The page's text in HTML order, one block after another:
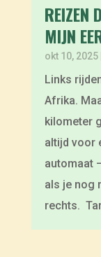
REIZEN
MIJN
okt 10, 2025|
Links
Afrika.
kilometer
altijd voor
automaat
als je nog
rechts.